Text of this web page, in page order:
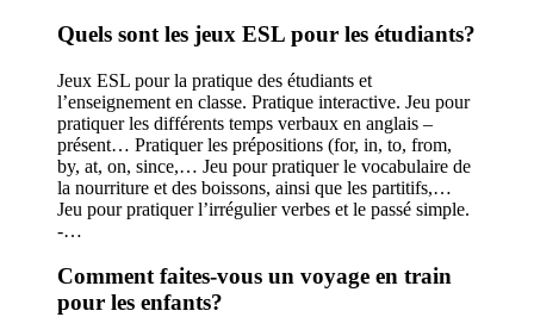
Quels sont les jeux ESL pour les étudiants?
Jeux ESL pour la pratique des étudiants et
l’enseignement en classe. Pratique interactive. Jeu pour
pratiquer les différents temps verbaux en anglais –
présent… Pratiquer les prépositions (for, in, to, from,
by, at, on, since,… Jeu pour pratiquer le vocabulaire de
la nourriture et des boissons, ainsi que les partitifs,…
Jeu pour pratiquer l’irrégulier verbes et le passé simple.
-…
Comment faites-vous un voyage en train
pour les enfants?